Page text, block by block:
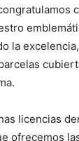
la
licencias
ofrecemos